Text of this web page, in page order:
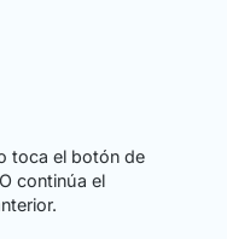
toca el botón de
continúa el